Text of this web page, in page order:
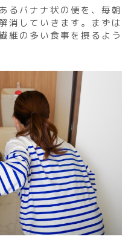
るバナナ状の便を、毎朝
消していきます。まずは
維の多い食事を摂るよう